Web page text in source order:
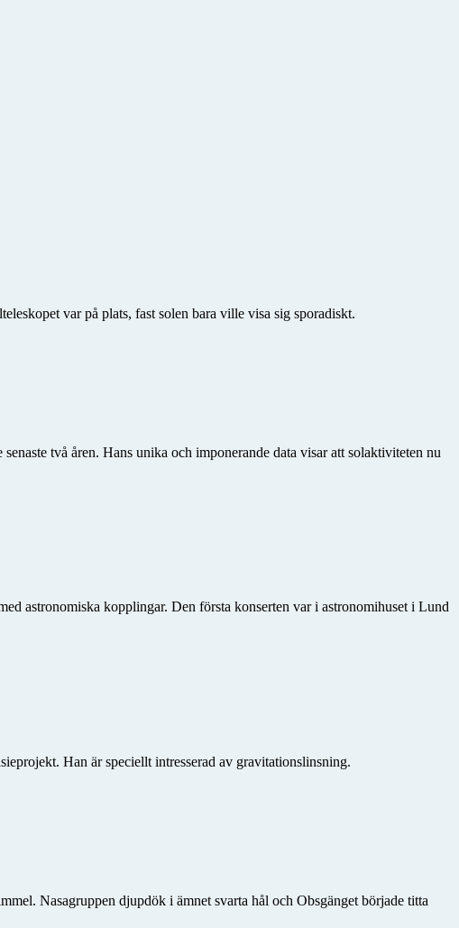
var på plats, fast solen bara ville visa sig sporadiskt.
två åren. Hans unika och imponerande data visar att solaktiviteten nu
astro­no­miska kopplingar. Den första konserten var i astronomihuset i Lund
Han är speciellt intresserad av gravitationslinsning.
Nasagruppen djupdök i ämnet svarta hål och Obsgänget började titta